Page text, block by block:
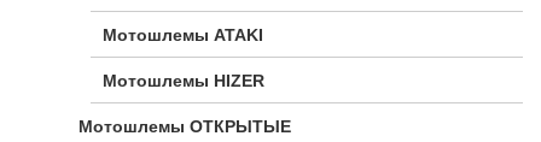
Мотошлемы ATAKI
Мотошлемы HIZER
Мотошлемы ОТКРЫТЫЕ